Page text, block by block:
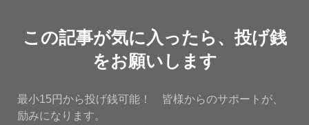
この記事が気に入ったら、投げ銭
をお願いします
最小15円から投げ銭可能！ 皆様からのサポートが、
励みになります。